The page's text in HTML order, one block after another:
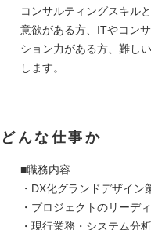
コンサルティングスキル
意欲がある方、ITやコン
ション力がある方、難し
します。
どんな仕事か
■職務内容
・DX化グランドデザイ
・プロジェクトのリーデ
・現行業務・システム分